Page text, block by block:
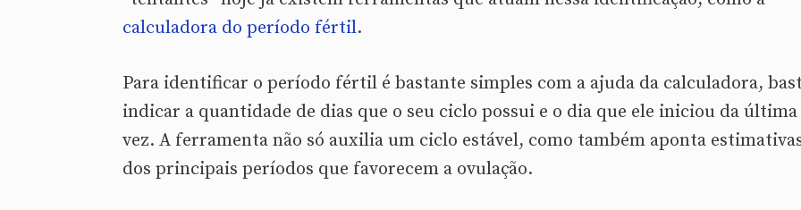
calculadora do período fértil.
Para identificar o período fértil é bastante simples com a ajuda da calculadora,
indicar a quantidade de dias que o seu ciclo possui e o dia que ele iniciou da última
vez. A ferramenta não só auxilia um ciclo estável, como também aponta
dos principais períodos que favorecem a ovulação.